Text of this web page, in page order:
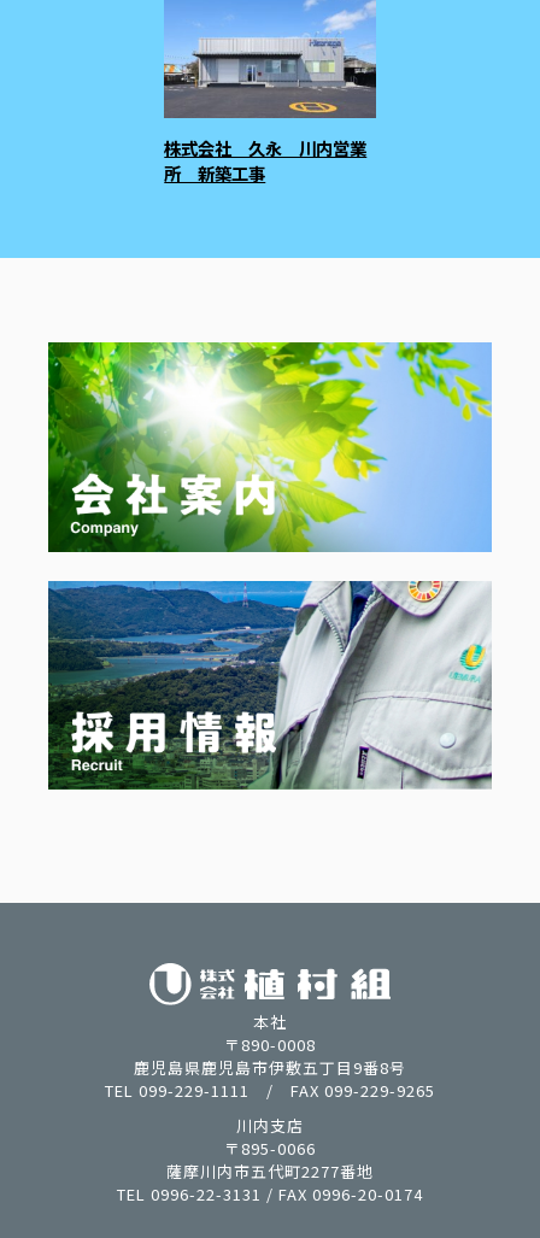
株式会社 久永 川内営業
所 新築工事
本社
〒890-0008
鹿児島県鹿児島市伊敷五丁目9番8号
TEL 099-229-1111 / FAX 099-229-9265
川内支店
〒895-0066
薩摩川内市五代町2277番地
TEL 0996-22-3131 / FAX 0996-20-0174